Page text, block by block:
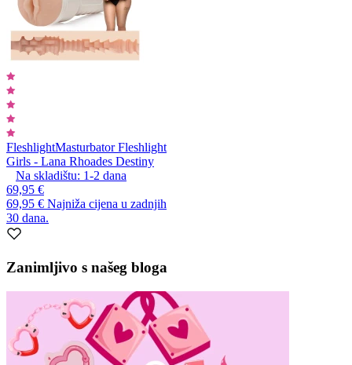
FleshlightMasturbator Fleshlight
Girls - Lana Rhoades Destiny
Na skladištu: 1-2 dana
69,95 €
69,95 € Najniža cijena u zadnjih
30 dana.
Zanimljivo s našeg bloga